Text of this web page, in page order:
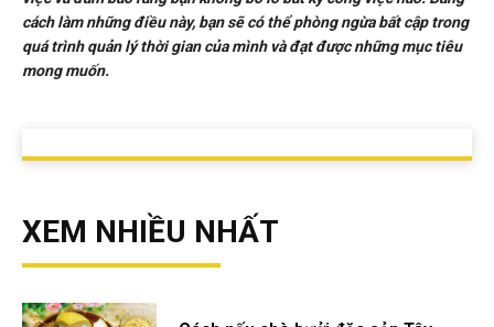
cách làm những điều này, bạn sẽ có thể phòng ngừa bất cập trong
quá trình quản lý thời gian của mình và đạt được những mục tiêu
mong muốn.
XEM NHIỀU NHẤT